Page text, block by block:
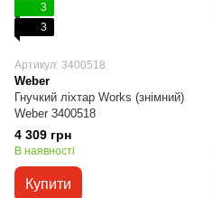
3
3
Артикул: 3400518
Weber
Гнучкий ліхтар Works (знімний)
Weber 3400518
4 309 грн
В наявності
Купити